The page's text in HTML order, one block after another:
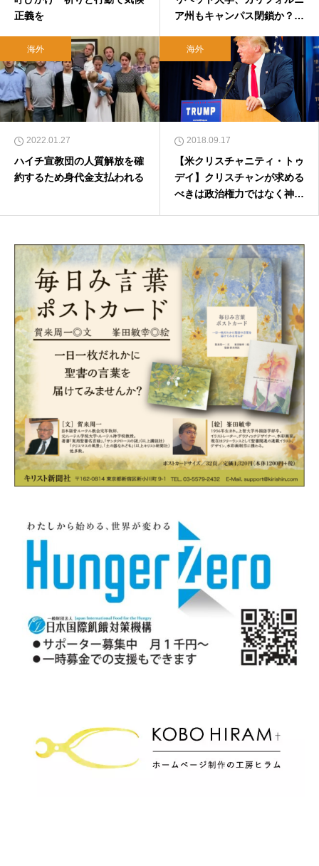
正義を
ア州もキャンパス閉鎖か？
中核拠点の教育規制違反を告
発
海外
2022.01.27
ハイチ宣教団の人質解放を確
約するため身代金支払われる
海外
2018.09.17
【米クリスチャニティ・トゥ
デイ】クリスチャンが求める
べきは政治権力ではなく神の